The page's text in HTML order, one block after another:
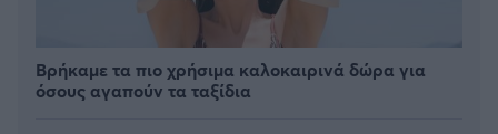
Βρήκαμε τα πιο χρήσιμα καλοκαιρινά δώρα για
όσους αγαπούν τα ταξίδια